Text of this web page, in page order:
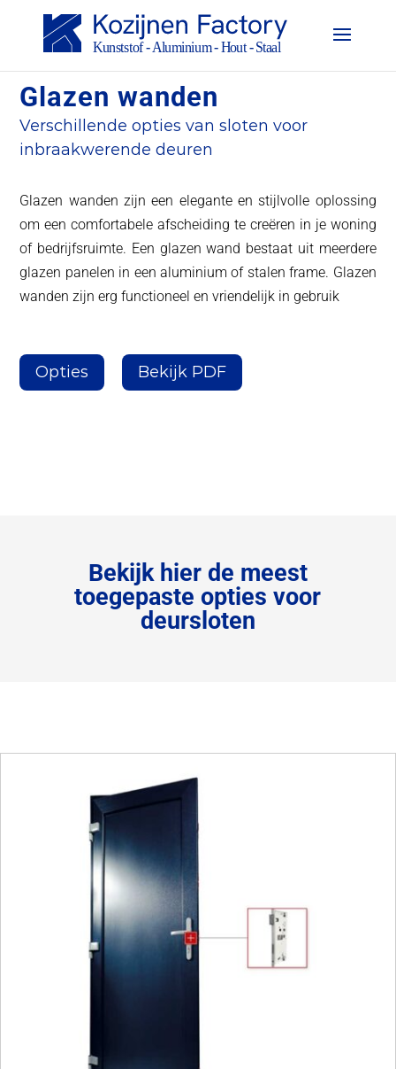
Glazen wanden
Verschillende opties van sloten voor
inbraakwerende deuren
Glazen wanden zijn een elegante en stijlvolle oplossing
om een comfortabele afscheiding te creëren in je woning
of bedrijfsruimte. Een glazen wand bestaat uit meerdere
glazen panelen in een aluminium of stalen frame. Glazen
wanden zijn erg functioneel en vriendelijk in gebruik
Opties Bekijk PDF
Bekijk hier de meest
toegepaste opties voor
deursloten